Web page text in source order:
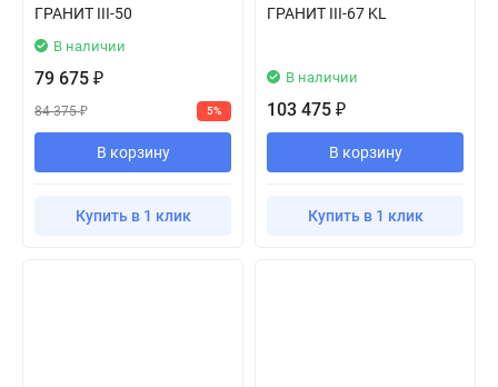
ГРАНИТ III-50
В наличии
79 675 ₽
84 375₽ 5%
В корзину
Купить в 1 клик
ГРАНИТ III-67 KL
В наличии
103 475 ₽
В корзину
Купить в 1 клик